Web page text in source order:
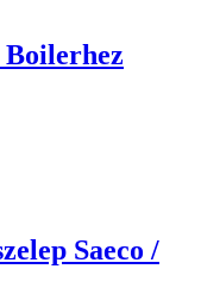
Boilerhez
Saeco /